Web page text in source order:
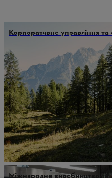
Корпоративне управління та
Міжнародне виробництво та